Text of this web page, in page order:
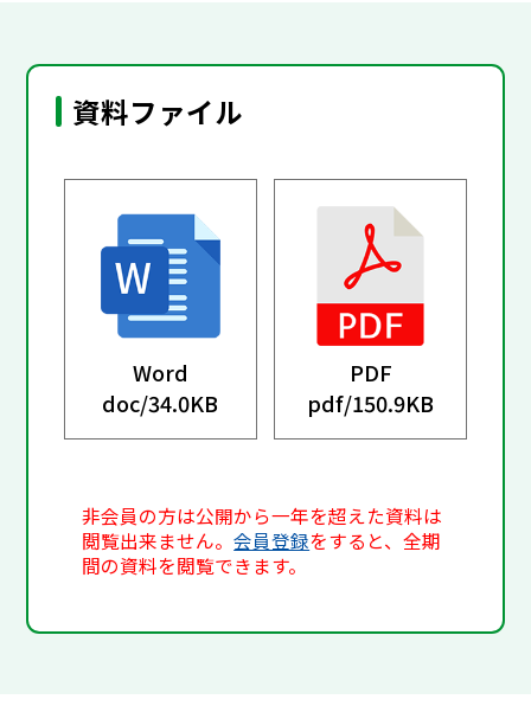
資料ファイル
Word
doc/34.0KB
PDF
pdf/150.9KB
非会員の方は公開から一年を超えた資料は
閲覧出来ません。会員登録をすると、全期
間の資料を閲覧できます。